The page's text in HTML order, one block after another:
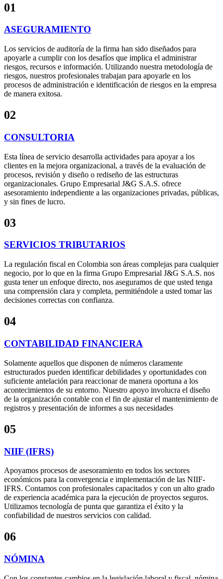
01
ASEGURAMIENTO
Los servicios de auditoría de la firma han sido diseñados para
apoyarle a cumplir con los desafíos que implica el administrar
riesgos, recursos e información. Utilizando nuestra metodología de
riesgos, nuestros profesionales trabajan para apoyarle en los
procesos de administración e identificación de riesgos en la empresa
de manera exitosa.
02
CONSULTORIA
Esta línea de servicio desarrolla actividades para apoyar a los
clientes en la mejora organizacional, a través de la evaluación de
procesos, revisión y diseño o rediseño de las estructuras
organizacionales. Grupo Empresarial J&G S.A.S. ofrece
asesoramiento independiente a las organizaciones privadas, públicas,
y sin fines de lucro.
03
SERVICIOS TRIBUTARIOS
La regulación fiscal en Colombia son áreas complejas para cualquier
negocio, por lo que en la firma Grupo Empresarial J&G S.A.S. nos
gusta tener un enfoque directo, nos aseguramos de que usted tenga
una comprensión clara y completa, permitiéndole a usted tomar las
decisiones correctas con confianza.
04
CONTABILIDAD FINANCIERA
Solamente aquellos que disponen de números claramente
estructurados pueden identificar debilidades y oportunidades con
suficiente antelación para reaccionar de manera oportuna a los
acontecimientos de su entorno. Nuestro apoyo involucra el diseño
de la organización contable con el fin de ajustar el mantenimiento de
registros y presentación de informes a sus necesidades
05
NIIF (IFRS)
Apoyamos procesos de asesoramiento en todos los sectores
económicos para la convergencia e implementación de las NIIF-
IFRS. Contamos con profesionales capacitados y con un alto grado
de experiencia académica para la ejecución de proyectos seguros.
Utilizamos tecnología de punta que garantiza el éxito y la
confiabilidad de nuestros servicios con calidad.
06
NÓMINA